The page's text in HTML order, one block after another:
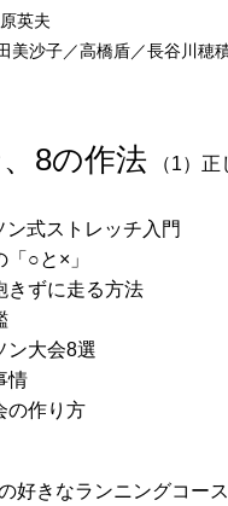
英夫
美沙子／高橋盾／長谷川穂
8の作法 （1）
ン式ストレッチ入門
「○と×」
きずに走る方法
ン大会8選
情
の作り方
の好きなランニングコース